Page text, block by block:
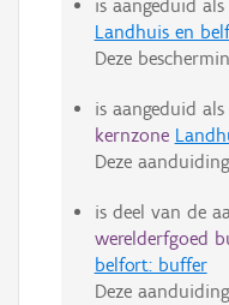
is aangeduid als
Landhuis en
Deze
is aangeduid als
kernzone
Deze aanduiding
is deel van de
werelderfgoed
belfort: buffer
Deze aanduiding